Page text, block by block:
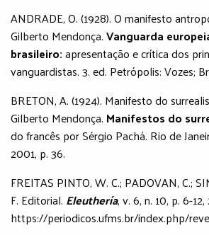
ANDRADE, O. (1928).O manifesto
Gilberto Mendonça.Vanguarda
brasileiro:apresentação e crítica dos
vanguardistas. 3. ed. Petrópolis: Vozes;
BRETON, A. (1924). Manifesto do
Gilberto Mendonça. Manifestos do
do francês por Sérgio Pachá. Rio de
2001, p. 36.
FREITAS PINTO, W. C.; PADOVAN, C.;
F. Editorial. Eleuthería, v. 6, n. 10, p. 6-
https://periodicos.ufms.br/index.php/